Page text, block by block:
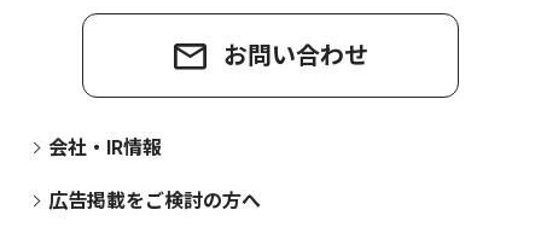
お問い合わせ
会社・IR情報
広告掲載をご検討の方へ